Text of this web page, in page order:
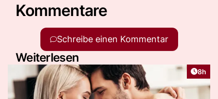
Kommentare
Schreibe einen Kommentar
Weiterlesen
8h